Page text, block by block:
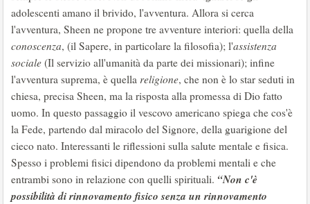
adolescenti amano il brivido, l'avventura. Allora si cerca
l'avventura, Sheen ne propone tre avventure interiori: quella della
conoscenza, (il Sapere, in particolare la filosofia); l'assistenza
sociale (Il servizio all'umanità da parte dei missionari); infine
l'avventura suprema, è quella religione, che non è lo star seduti in
chiesa, precisa Sheen, ma la risposta alla promessa di Dio fatto
uomo. In questo passaggio il vescovo americano spiega che cos'è
la Fede, partendo dal miracolo del Signore, della guarigione del
cieco nato. Interessanti le riflessioni sulla salute mentale e fisica.
Spesso i problemi fisici dipendono da problemi mentali e che
entrambi sono in relazione con quelli spirituali. “Non c'è
possibilità di rinnovamento fisico senza un rinnovamento